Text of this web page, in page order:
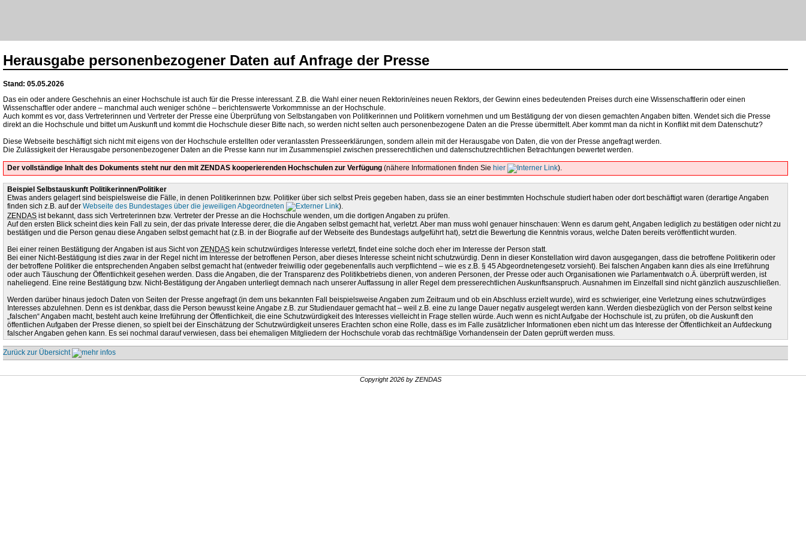
Herausgabe personenbezogener Daten auf Anfrage der Presse
Stand: 05.05.2026
Das ein oder andere Geschehnis an einer Hochschule ist auch für die Presse interessant. Z.B. die Wahl einer neuen Rektorin/eines neuen Rektors, der Gewinn eines bedeutenden Preises durch eine Wissenschaftlerin oder einen
Wissenschaftler oder andere – manchmal auch weniger schöne – berichtenswerte Vorkommnisse an der Hochschule.
Auch kommt es vor, dass Vertreterinnen und Vertreter der Presse eine Überprüfung von Selbstangaben von Politikerinnen und Politikern vornehmen und um Bestätigung der von diesen gemachten Angaben bitten. Wendet sich die Presse
direkt an die Hochschule und bittet um Auskunft und kommt die Hochschule dieser Bitte nach, so werden nicht selten auch personenbezogene Daten an die Presse übermittelt. Aber kommt man da nicht in Konflikt mit dem Datenschutz?
Diese Webseite beschäftigt sich nicht mit eigens von der Hochschule erstellten oder veranlassten Presseerklärungen, sondern allein mit der Herausgabe von Daten, die von der Presse angefragt werden.
Die Zulässigkeit der Herausgabe personenbezogener Daten an die Presse kann nur im Zusammenspiel zwischen presserechtlichen und datenschutzrechtlichen Betrachtungen bewertet werden.
Der vollständige Inhalt des Dokuments steht nur den mit ZENDAS kooperierenden Hochschulen zur Verfügung (nähere Informationen finden Sie hier ).
Beispiel Selbstauskunft Politikerinnen/Politiker
Etwas anders gelagert sind beispielsweise die Fälle, in denen Politikerinnen bzw. Politiker über sich selbst Preis gegeben haben, dass sie an einer bestimmten Hochschule studiert haben oder dort beschäftigt waren (derartige Angaben
finden sich z.B. auf der Webseite des Bundestages über die jeweiligen Abgeordneten
).
ZENDAS ist bekannt, dass sich Vertreterinnen bzw. Vertreter der Presse an die Hochschule wenden, um die dortigen Angaben zu prüfen.
Auf den ersten Blick scheint dies kein Fall zu sein, der das private Interesse derer, die die Angaben selbst gemacht hat, verletzt. Aber man muss wohl genauer hinschauen: Wenn es darum geht, Angaben lediglich zu bestätigen oder nicht zu
bestätigen und die Person genau diese Angaben selbst gemacht hat (z.B. in der Biografie auf der Webseite des Bundestags aufgeführt hat), setzt die Bewertung die Kenntnis voraus, welche Daten bereits veröffentlicht wurden.
Bei einer reinen Bestätigung der Angaben ist aus Sicht von ZENDAS kein schutzwürdiges Interesse verletzt, findet eine solche doch eher im Interesse der Person statt.
Bei einer Nicht-Bestätigung ist dies zwar in der Regel nicht im Interesse der betroffenen Person, aber dieses Interesse scheint nicht schutzwürdig. Denn in dieser Konstellation wird davon ausgegangen, dass die betroffene Politikerin oder
der betroffene Politiker die entsprechenden Angaben selbst gemacht hat (entweder freiwillig oder gegebenenfalls auch verpflichtend – wie es z.B. § 45 Abgeordnetengesetz vorsieht). Bei falschen Angaben kann dies als eine Irreführung
oder auch Täuschung der Öffentlichkeit gesehen werden. Dass die Angaben, die der Transparenz des Politikbetriebs dienen, von anderen Personen, der Presse oder auch Organisationen wie Parlamentwatch o.Ä. überprüft werden, ist
naheliegend. Eine reine Bestätigung bzw. Nicht-Bestätigung der Angaben unterliegt demnach nach unserer Auffassung in aller Regel dem presserechtlichen Auskunftsanspruch. Ausnahmen im Einzelfall sind nicht gänzlich auszuschließen.
Werden darüber hinaus jedoch Daten von Seiten der Presse angefragt (in dem uns bekannten Fall beispielsweise Angaben zum Zeitraum und ob ein Abschluss erzielt wurde), wird es schwieriger, eine Verletzung eines schutzwürdiges
Interesses abzulehnen. Denn es ist denkbar, dass die Person bewusst keine Angabe z.B. zur Studiendauer gemacht hat – weil z.B. eine zu lange Dauer negativ ausgelegt werden kann. Werden diesbezüglich von der Person selbst keine
„falschen“ Angaben macht, besteht auch keine Irreführung der Öffentlichkeit, die eine Schutzwürdigkeit des Interesses vielleicht in Frage stellen würde. Auch wenn es nicht Aufgabe der Hochschule ist, zu prüfen, ob die Auskunft den
öffentlichen Aufgaben der Presse dienen, so spielt bei der Einschätzung der Schutzwürdigkeit unseres Erachten schon eine Rolle, dass es im Falle zusätzlicher Informationen eben nicht um das Interesse der Öffentlichkeit an Aufdeckung
falscher Angaben gehen kann. Es sei nochmal darauf verwiesen, dass bei ehemaligen Mitgliedern der Hochschule vorab das rechtmäßige Vorhandensein der Daten geprüft werden muss.
Zurück zur Übersicht
Copyright 2026 by ZENDAS